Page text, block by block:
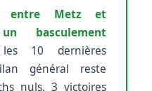
entre Metz et
basculement
10 dernières
général reste
nuls, 3 victoires